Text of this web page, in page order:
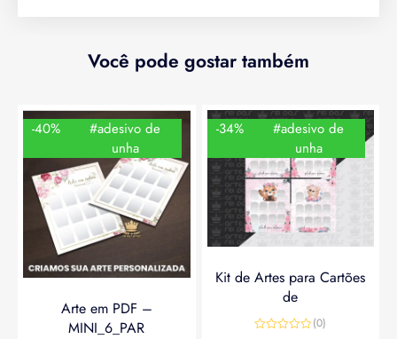
Você pode gostar também
-40%
#adesivo de
unha
Arte em PDF –
MINI_6_PAR
-34%
#adesivo de
unha
Kit de Artes para Cartões
de
(0)